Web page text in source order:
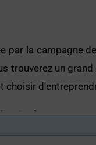
par la campagne
trouverez un
choisir
fréquentée
culturelles,